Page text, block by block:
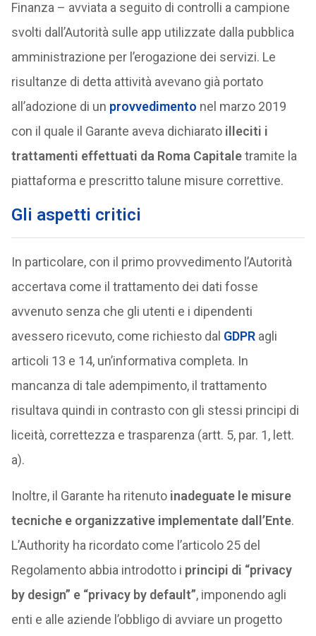
Finanza – avviata a seguito di controlli a campione
svolti dall’Autorità sulle app utilizzate dalla pubblica
amministrazione per l’erogazione dei servizi. Le
risultanze di detta attività avevano già portato
all’adozione di un provvedimento nel marzo 2019
con il quale il Garante aveva dichiarato illeciti i
trattamenti effettuati da Roma Capitaletramite la
piattaforma e prescritto talune misure correttive.
Gli aspetti critici
In particolare, con il primo provvedimento l’Autorità
accertava come il trattamento dei dati fosse
avvenuto senza che gli utenti e i dipendenti
avessero ricevuto, come richiesto dal GDPR agli
articoli 13 e 14, un’informativa completa. In
mancanza di tale adempimento, il trattamento
risultava quindi in contrasto con gli stessi principi di
liceità, correttezza e trasparenza (artt. 5, par. 1, lett.
a).
Inoltre, il Garante ha ritenuto inadeguate le misure
tecniche e organizzative implementate dall’Ente.
L’Authority ha ricordato come l’articolo 25 del
Regolamento abbia introdotto i principi di “privacy
by design” e “privacy by default”, imponendo agli
enti e alle aziende l’obbligo di avviare un progetto